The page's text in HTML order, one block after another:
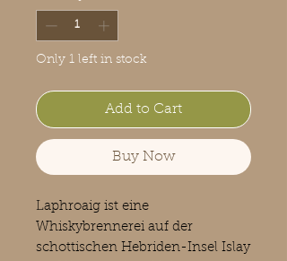
Only 1 left in stock
Add to Cart
Buy Now
Laphroaig ist eine
Whiskybrennerei auf der
schottischen Hebriden-Insel Islay